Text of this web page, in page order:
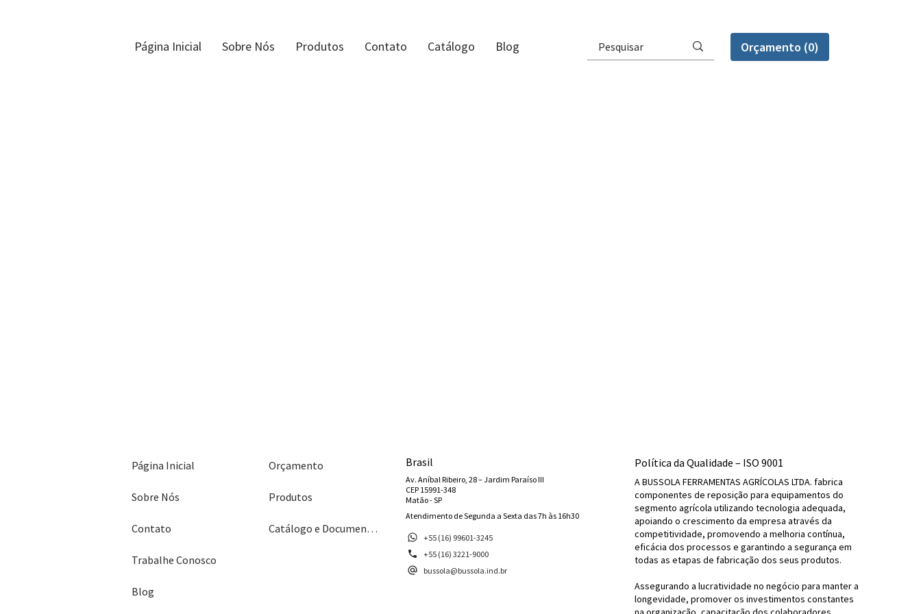
Orçamento (0)
Página Inicial Sobre Nós Produtos Contato Catálogo Blog
Página Inicial
Sobre Nós
Contato
Trabalhe Conosco
Blog
Orçamento
Produtos
Catálogo e Documentos
Brasil
Av. Aníbal Ribeiro, 28 – Jardim Paraíso III
CEP 15991-348
Matão - SP
Atendimento de Segunda a Sexta das 7h às 16h30
+55 (16) 99601-3245
+55 (16) 3221-9000
bussola@bussola.ind.br
Política da Qualidade – ISO 9001
A BUSSOLA FERRAMENTAS AGRÍCOLAS LTDA. fabrica
componentes de reposição para equipamentos do
segmento agrícola utilizando tecnologia adequada,
apoiando o crescimento da empresa através da
competitividade, promovendo a melhoria contínua,
eficácia dos processos e garantindo a segurança em
todas as etapas de fabricação dos seus produtos.
Assegurando a lucratividade no negócio para manter a
longevidade, promover os investimentos constantes